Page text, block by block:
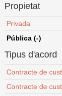
Propietat
Privada
Pública (-)
Tipus d'acord
Contracte de
Contracte de